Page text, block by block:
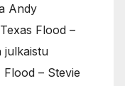
Andy
Flood –
julkaistu
– Stevie